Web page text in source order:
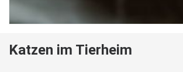
Katzen im Tierheim